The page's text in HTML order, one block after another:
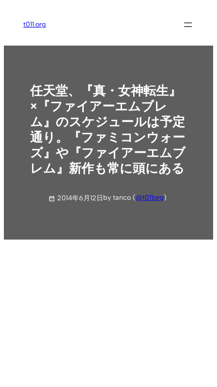
ス
t011.org
任天堂、『真・女神転生』
×『ファイアーエムブレ
ム』のスケジュールは予定
通り。『ファミコンウォー
ズ』や『ファイアーエムブ
レム』新作も常に頭にある
2014年6月12日by tanco (@t011org)